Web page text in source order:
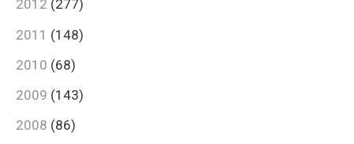
2012 (277)
2011 (148)
2010 (68)
2009 (143)
2008 (86)